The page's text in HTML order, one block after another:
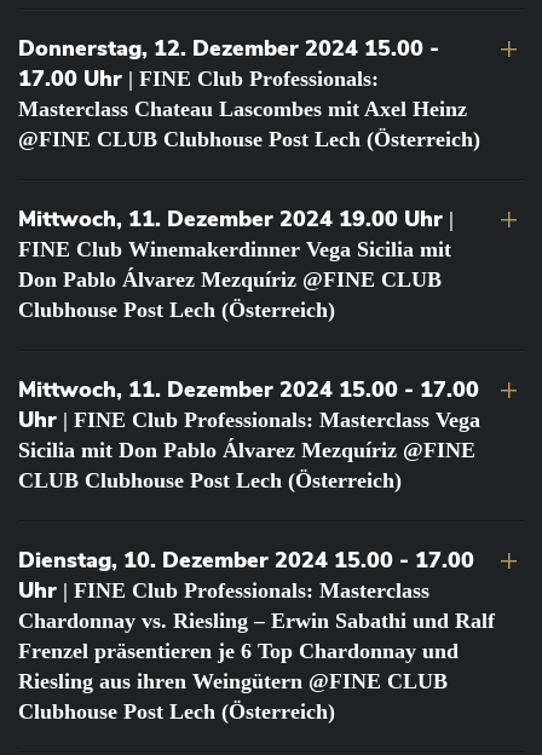
Donnerstag, 12. Dezember 2024 15.00 -
17.00 Uhr | FINE Club Professionals:
Masterclass Chateau Lascombes mit Axel Heinz
@FINE CLUB Clubhouse Post Lech (Österreich)
Mittwoch, 11. Dezember 2024 19.00 Uhr |
FINE Club Winemakerdinner Vega Sicilia mit
Don Pablo Álvarez Mezquíriz @FINE CLUB
Clubhouse Post Lech (Österreich)
Mittwoch, 11. Dezember 2024 15.00 - 17.00
Uhr | FINE Club Professionals: Masterclass Vega
Sicilia mit Don Pablo Álvarez Mezquíriz @FINE
CLUB Clubhouse Post Lech (Österreich)
Dienstag, 10. Dezember 2024 15.00 - 17.00
Uhr | FINE Club Professionals: Masterclass
Chardonnay vs. Riesling – Erwin Sabathi und Ralf
Frenzel präsentieren je 6 Top Chardonnay und
Riesling aus ihren Weingütern @FINE CLUB
Clubhouse Post Lech (Österreich)